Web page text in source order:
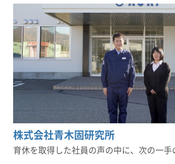
株式会社青木固研究所
育休を取得した社員の声の中に、次の一手